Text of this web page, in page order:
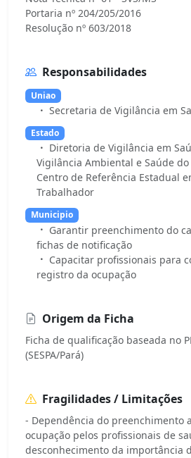
Portaria nº 204/205/2016
Responsabilidades
Uniao
Secretaria de Vigilância em
Estado
Diretoria de Vigilância em
Vigilância Ambiental e Saúde
Centro de Referência Estadual
Trabalhador
Municipio
Garantir preenchimento do
fichas de notificação
Capacitar profissionais para
registro da ocupação
Origem da Ficha
Ficha de qualificação baseada no
(SESPA/Pará)
Fragilidades / Limitações
- Dependência do preenchimento
ocupação pelos profissionais de
desconhecimento da importância